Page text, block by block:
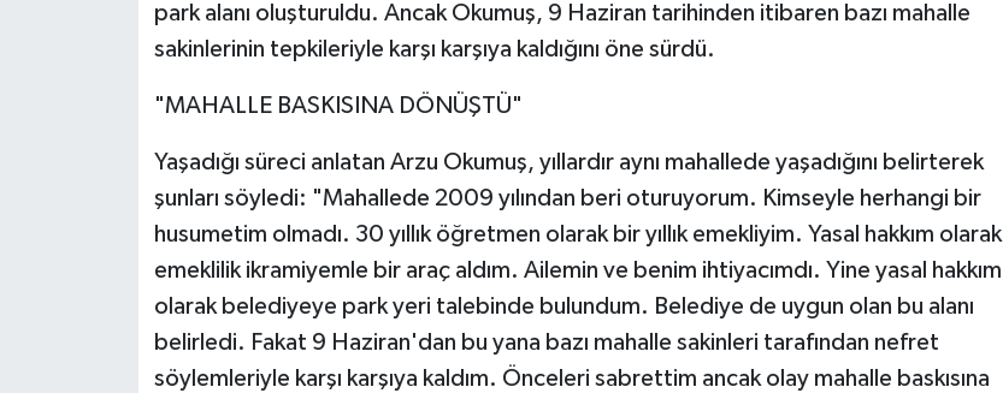
park alanı oluşturuldu. Ancak Okumuş, 9 Haziran tarihinden itibaren bazı mahalle
sakinlerinin tepkileriyle karşı karşıya kaldığını öne sürdü.
"MAHALLE BASKISINA DÖNÜŞTÜ"
Yaşadığı süreci anlatan Arzu Okumuş, yıllardır aynı mahallede yaşadığını belirterek
şunları söyledi: "Mahallede 2009 yılından beri oturuyorum. Kimseyle herhangi bir
husumetim olmadı. 30 yıllık öğretmen olarak bir yıllık emekliyim. Yasal hakkım olarak
emeklilik ikramiyemle bir araç aldım. Ailemin ve benim ihtiyacımdı. Yine yasal hakkım
olarak belediyeye park yeri talebinde bulundum. Belediye de uygun olan bu alanı
belirledi. Fakat 9 Haziran'dan bu yana bazı mahalle sakinleri tarafından nefret
söylemleriyle karşı karşıya kaldım. Önceleri sabrettim ancak olay mahalle baskısına